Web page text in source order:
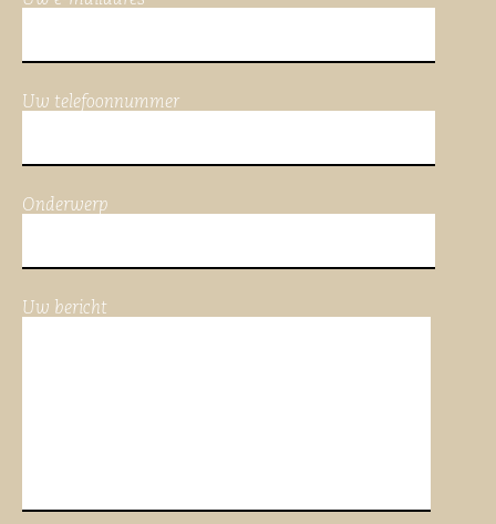
Uw telefoonnummer
Onderwerp
Uw bericht